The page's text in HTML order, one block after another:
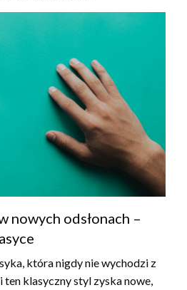
nowych odsłonach –
która nigdy nie wychodzi z
ten klasyczny styl zyska nowe,